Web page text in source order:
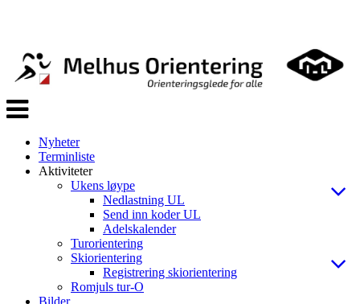
Veksle
navigasjon
Nyheter
Terminliste
Aktiviteter
Ukens løype
Nedlastning UL
Send inn koder UL
Adelskalender
Turorientering
Skiorientering
Registrering skiorientering
Romjuls tur-O
Bilder